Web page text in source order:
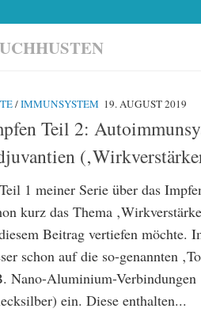
/IMMUNSYSTEM 19. AUGUST 2019
Teil 2:
1 meiner Serie über das
kurz das Thema
Beitrag vertiefen möchte.
schon auf die so-genannten
Nano-Aluminium-
ein. Diese enthalten...